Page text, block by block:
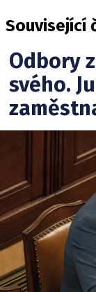
Související
Odbory
svého.